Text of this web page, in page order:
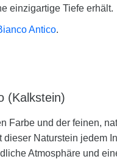
einzigartige Tiefe erhält.
Antico.
(Kalkstein)
Farbe und der feinen,
dieser Naturstein jedem
Atmosphäre und